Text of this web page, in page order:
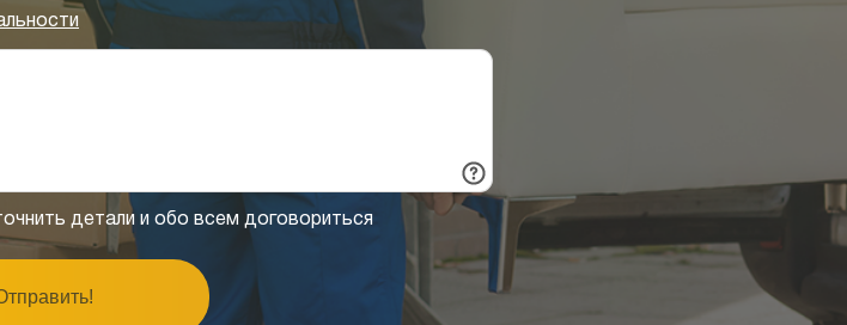
детали и обо всем договориться